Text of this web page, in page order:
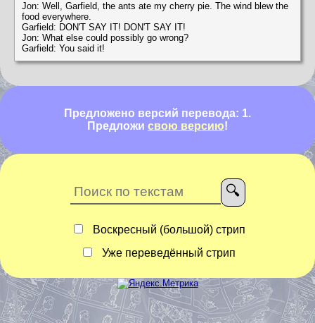
Jon: Well, Garfield, the ants ate my cherry pie. The wind blew the
food everywhere.
Garfield: DON'T SAY IT! DON'T SAY IT!
Jon: What else could possibly go wrong?
Garfield: You said it!
Предложено версий перевода: 1.
Предложи свою версию!
Воскресный (большой) стрип
Уже переведённый стрип